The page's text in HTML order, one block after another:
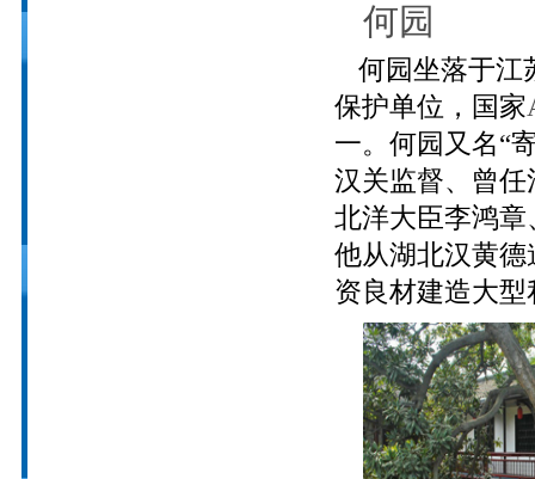
何园
何园坐落于江
保护单位，国家
一。何园又名“
汉关监督、曾
北洋大臣李鸿
他从湖北汉黄
资良材建造大